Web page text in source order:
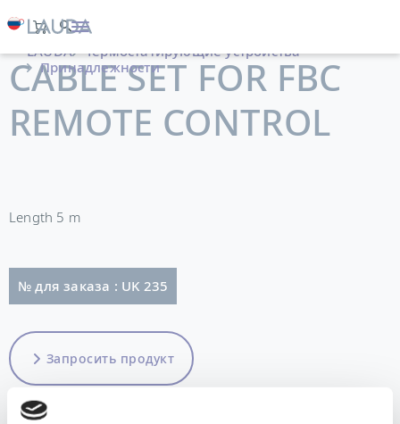
LAUDA
Термостатирующие устройства
Принадлежности
CABLE SET FOR FBC
REMOTE CONTROL
Length 5 m
№ для заказа : UK 235
Запросить продукт